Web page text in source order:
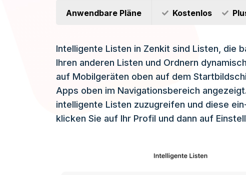
Anwendbare Pläne Kostenlos
Intelligente Listen in Zenkit sind Listen, die
Ihren anderen Listen und Ordnern
auf Mobilgeräten oben auf dem
Apps oben im Navigationsbereich
intelligente Listen zuzugreifen und diese
klicken Sie auf Ihr Profil und dann auf